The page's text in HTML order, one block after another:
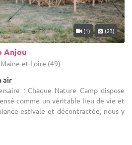
(1) (23)
Anjou
et-Loire (49)
air
: Chaque Nature Camp dispose
comme un véritable lieu de vie et
estivale et décontractée, nous y